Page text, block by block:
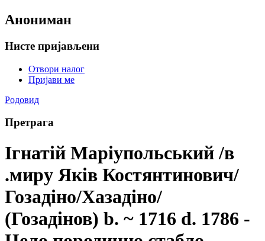
Анониман
Нисте пријављени
Отвори налог
Пријави ме
Родовид
Претрага
Ігнатій Маріупольський /в
.миру Яків Костянтинович/
Гозадіно/Хазадіно/
(Гозадінов) b. ~ 1716 d. 1786 -